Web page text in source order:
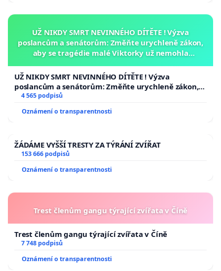
UŽ NIKDY SMRT NEVINNÉHO DÍTĚTE ! Výzva
poslancům a senátorům: Změňte urychleně zákon,
aby se tragédie malé Viktorky už nemohla
UŽ NIKDY SMRT NEVINNÉHO DÍTĚTE ! Výzva
poslancům a senátorům: Změňte urychleně zákon,
aby se tragédie malé Viktorky už nemohla opakovat!
4 565 podpisů
Oznámení o transparentnosti
ŽÁDÁME VYŠŠÍ TRESTY ZA TÝRÁNÍ ZVÍŘAT
153 666 podpisů
Oznámení o transparentnosti
Trest členům gangu týrající zvířata v Číně
Trest členům gangu týrající zvířata v Číně
7 748 podpisů
Oznámení o transparentnosti